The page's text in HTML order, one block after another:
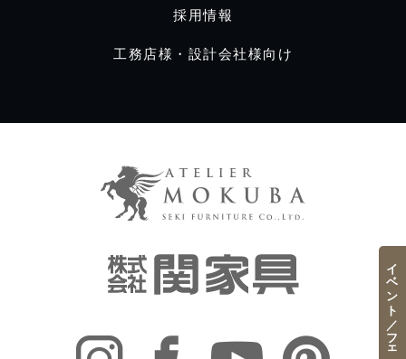
採用情報
工務店様・設計会社様向け
イベント／フェア